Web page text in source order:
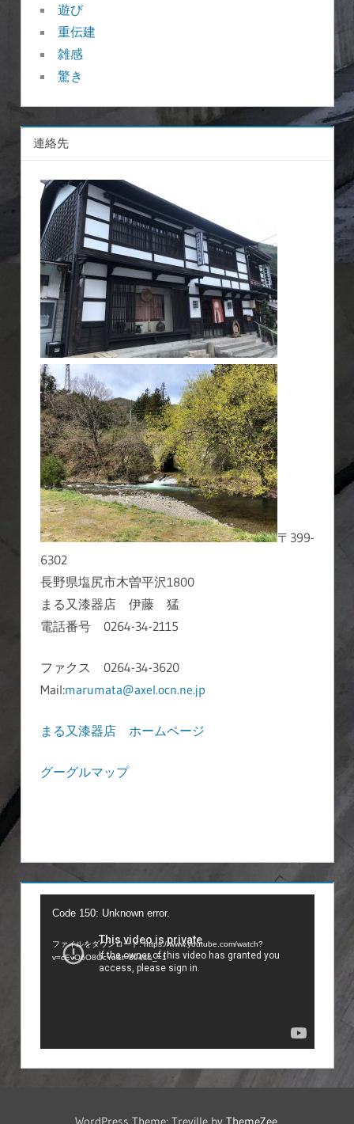
遊び
重伝建
雑感
驚き
連絡先
〒399-
6302
長野県塩尻市木曽平沢1800
まる又漆器店 伊藤 猛
電話番号 0264-34-2115
ファクス 0264-34-3620
Mail:marumata@axel.ocn.ne.jp
まる又漆器店 ホームページ
グーグルマップ
Code 150: Unknown error.
ファイルをダウンロード: https://www.youtube.com/watch?
v=cEvO6O8OcYo&t=894s&_=1